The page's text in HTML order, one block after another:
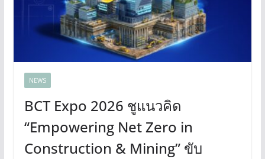
NEWS
BCT Expo 2026 ชูแนวคิด
“Empowering Net Zero in
Construction & Mining” ขับ